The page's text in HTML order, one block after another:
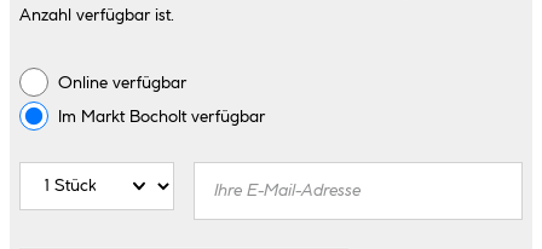
Anzahl verfügbar ist.
Online verfügbar
Im Markt Bocholtverfügbar